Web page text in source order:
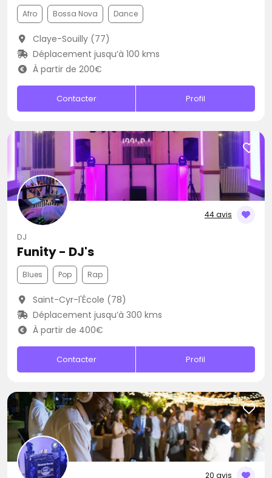
Afro Bossa Nova Dance
Claye-Souilly (77)
Déplacement jusqu’à 100 kms
À partir de 200€
Contacter Profil
44 avis
DJ
Funity - DJ's
Blues Pop Rap
Saint-Cyr-l'École (78)
Déplacement jusqu’à 300 kms
À partir de 400€
Contacter Profil
20 avis